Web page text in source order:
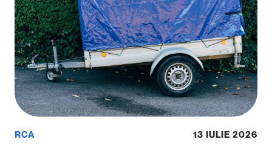
RCA 13 IULIE 2026